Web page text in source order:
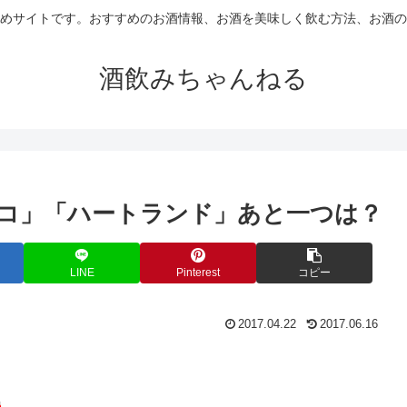
サイトです。おすすめのお酒情報、お酒を美味しく飲む方法、お酒
酒飲みちゃんねる
」「ハートランド」あと一つは？
LINE Pinterest コピー
2017.04.22 2017.06.16